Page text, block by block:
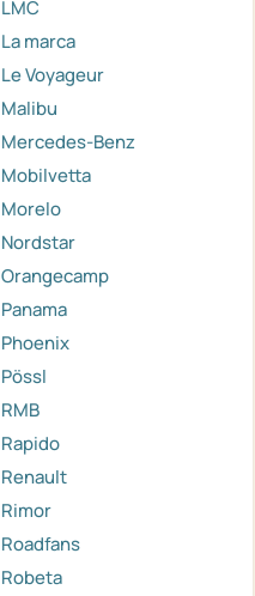
LMC
La marca
Le Voyageur
Malibu
Mercedes-Benz
Mobilvetta
Morelo
Nordstar
Orangecamp
Panama
Phoenix
Pössl
RMB
Rapido
Renault
Rimor
Roadfans
Robeta